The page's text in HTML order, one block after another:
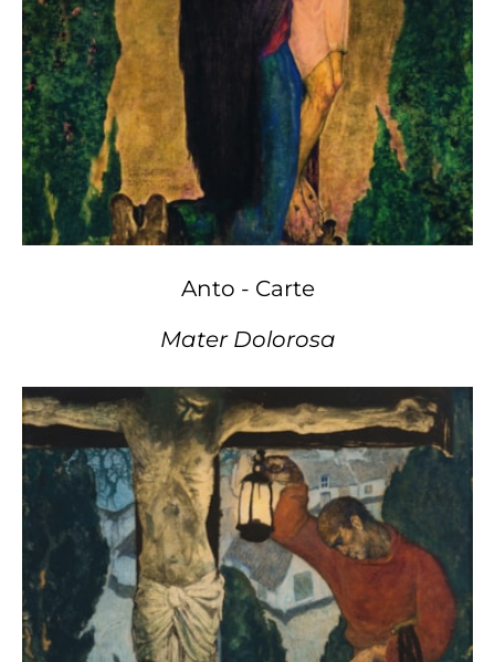
Anto - Carte
Mater Dolorosa